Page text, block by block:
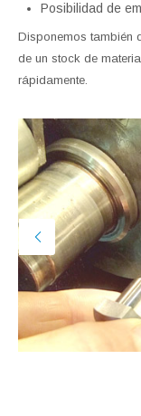
Posibilidad de
Disponemos también
de un stock de
rápidamente.